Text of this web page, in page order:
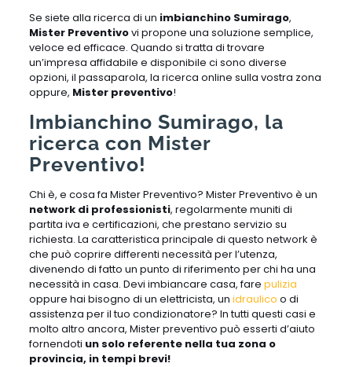
Se siete alla ricerca di un imbianchino Sumirago,
Mister Preventivovi propone una soluzione semplice,
veloce ed efficace. Quando si tratta di trovare
un’impresa affidabile e disponibile ci sono diverse
opzioni, il passaparola, la ricerca online sulla vostra zona
oppure, Mister preventivo!
Imbianchino Sumirago, la
ricerca con Mister
Preventivo!
Chi è, e cosa fa Mister Preventivo? Mister Preventivo è un
network di professionisti, regolarmente muniti di
partita iva e certificazioni, che prestano servizio su
richiesta. La caratteristica principale di questo network è
che può coprire differenti necessità per l’utenza,
divenendo di fatto un punto di riferimento per chi ha una
necessità in casa. Devi imbiancare casa, fare pulizia
oppure hai bisogno di un elettricista, un idraulico o di
assistenza per il tuo condizionatore? In tutti questi casi e
molto altro ancora, Mister preventivo può esserti d’aiuto
fornendoti un solo referente nella tua zona o
provincia, in tempi brevi!